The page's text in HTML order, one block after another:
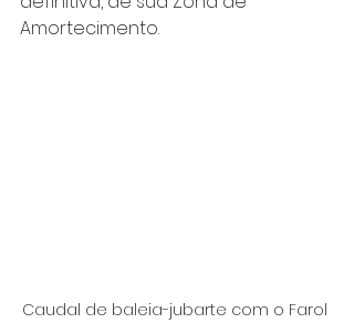
Amortecimento.
Caudal de baleia-jubarte com o Farol